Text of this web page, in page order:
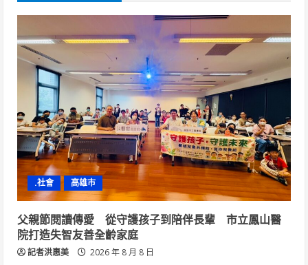
.社會 高雄市
父親節閱讀傳愛 從守護孩子到陪伴長輩 市立鳳山醫
院打造失智友善全齡家庭
記者洪惠美 2026 年 8 月 8 日